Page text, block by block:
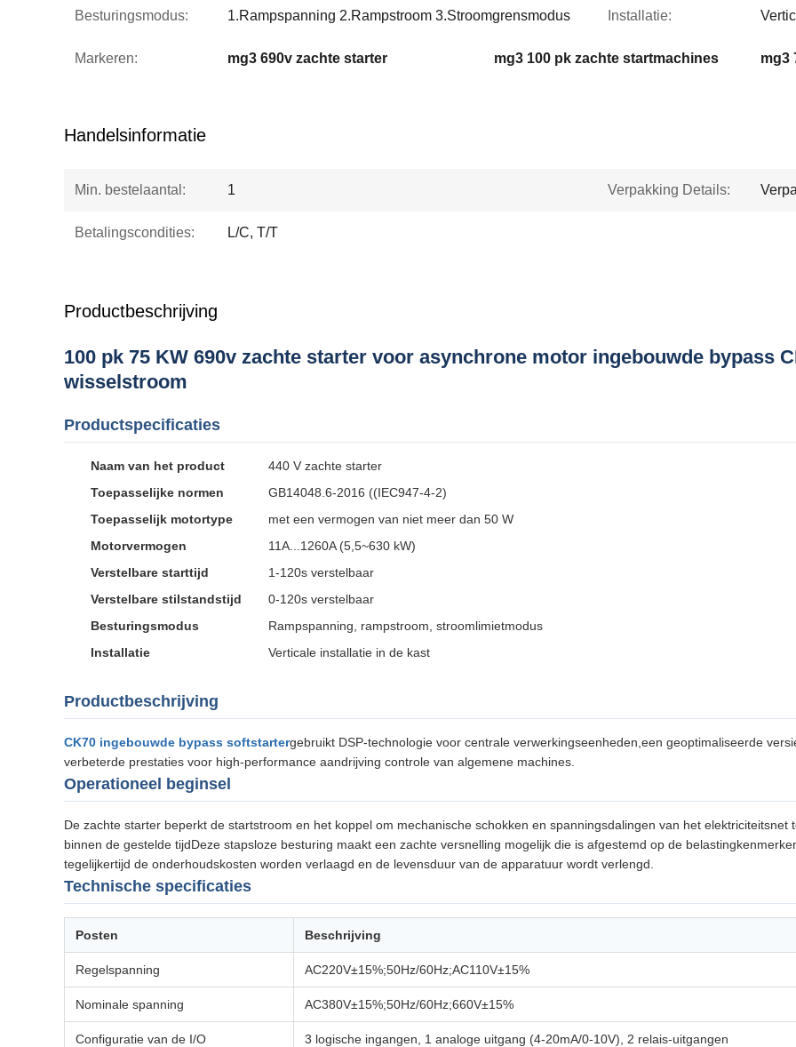
Besturingsmodus: 1.Rampspanning 2.Rampstroom 3.Stroomgrensmodus Installatie:
Markeren: mg3 690v zachte starter mg3 100 pk zachte startmachines mg3
Handelsinformatie
Min. bestelaantal: 1 Verpakking Details:
Betalingscondities: L/C, T/T
Productbeschrijving
100 pk 75 KW 690v zachte starter voor asynchrone motor ingebouwde bypass
wisselstroom
Productspecificaties
Naam van het product
440 V zachte starter
Toepasselijke normen
GB14048.6-2016 ((IEC947-4-2)
Toepasselijk motortype
met een vermogen van niet meer dan 50 W
Motorvermogen
11A...1260A (5,5~630 kW)
Verstelbare starttijd
1-120s verstelbaar
Verstelbare stilstandstijd
0-120s verstelbaar
Besturingsmodus
Rampspanning, rampstroom, stroomlimietmodus
Installatie
Verticale installatie in de kast
Productbeschrijving
CK70 ingebouwde bypass softstartergebruikt DSP-technologie voor centrale verwerkingseenheden,een geoptimaliseerde
verbeterde prestaties voor high-performance aandrijving controle van algemene machines.
Operationeel beginsel
De zachte starter beperkt de startstroom en het koppel om mechanische schokken en spanningsdalingen van het
binnen de gestelde tijdDeze stapsloze besturing maakt een zachte versnelling mogelijk die is afgestemd op de
tegelijkertijd de onderhoudskosten worden verlaagd en de levensduur van de apparatuur wordt verlengd.
Technische specificaties
Posten Beschrijving
Regelspanning AC220V±15%;50Hz/60Hz;AC110V±15%
Nominale spanning AC380V±15%;50Hz/60Hz;660V±15%
Configuratie van de I/O 3 logische ingangen, 1 analoge uitgang (4-20mA/0-10V), 2 relais-uitgangen